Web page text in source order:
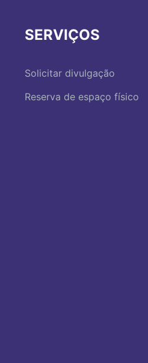
SERVIÇOS
Solicitar divulgação
Reserva de espaço físico